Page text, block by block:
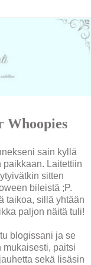
Whoopies
sain kyllä
paikkaan. Laitettiin
sitten
bileistä ;P.
taikoa, sillä yhtään
paljon näitä tuli!
blogissani ja se
mukaisesti, paitsi
sekä lisäsin